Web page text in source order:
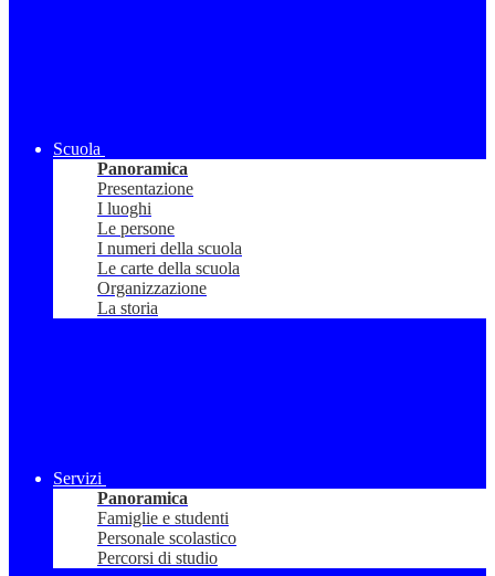
Scuola
Panoramica
Presentazione
I luoghi
Le persone
I numeri della scuola
Le carte della scuola
Organizzazione
La storia
Servizi
Panoramica
Famiglie e studenti
Personale scolastico
Percorsi di studio